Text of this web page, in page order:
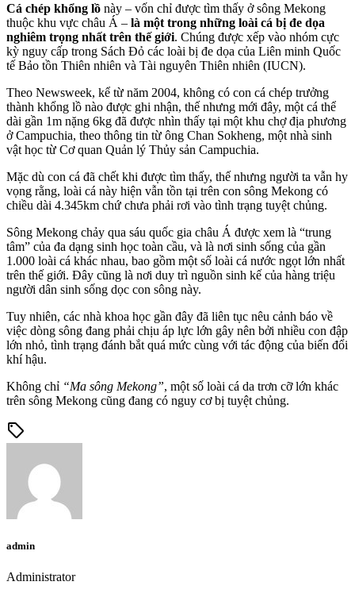
Cá chép khổng lồ này – vốn chỉ được tìm thấy ở sông Mekong
thuộc khu vực châu Á – là một trong những loài cá bị đe dọa
nghiêm trọng nhất trên thế giới. Chúng được xếp vào nhóm cực
kỳ nguy cấp trong Sách Đỏ các loài bị đe dọa của Liên minh Quốc
tế Bảo tồn Thiên nhiên và Tài nguyên Thiên nhiên (IUCN).
Theo Newsweek, kể từ năm 2004, không có con cá chép trưởng
thành khổng lồ nào được ghi nhận, thế nhưng mới đây, một cá thể
dài gần 1m nặng 6kg đã được nhìn thấy tại một khu chợ địa phương
ở Campuchia, theo thông tin từ ông Chan Sokheng, một nhà sinh
vật học từ Cơ quan Quản lý Thủy sản Campuchia.
Mặc dù con cá đã chết khi được tìm thấy, thế nhưng người ta vẫn hy
vọng rằng, loài cá này hiện vẫn tồn tại trên con sông Mekong có
chiều dài 4.345km chứ chưa phải rơi vào tình trạng tuyệt chủng.
Sông Mekong chảy qua sáu quốc gia châu Á được xem là “trung
tâm” của đa dạng sinh học toàn cầu, và là nơi sinh sống của gần
1.000 loài cá khác nhau, bao gồm một số loài cá nước ngọt lớn nhất
trên thế giới. Đây cũng là nơi duy trì nguồn sinh kế của hàng triệu
người dân sinh sống dọc con sông này.
Tuy nhiên, các nhà khoa học gần đây đã liên tục nêu cảnh báo về
việc dòng sông đang phải chịu áp lực lớn gây nên bởi nhiều con đập
lớn nhỏ, tình trạng đánh bắt quá mức cùng với tác động của biến đổi
khí hậu.
Không chỉ “Ma sông Mekong”, một số loài cá da trơn cỡ lớn khác
trên sông Mekong cũng đang có nguy cơ bị tuyệt chủng.
sell
admin
Administrator